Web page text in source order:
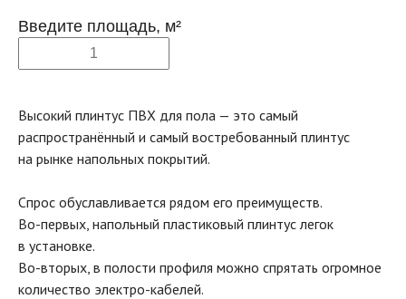
Введите площадь, м²
Высокий плинтус ПВХ для пола — это самый
распространённый и самый востребованный плинтус
на рынке напольных покрытий.
Спрос обуславливается рядом его преимуществ.
Во-первых, напольный пластиковый плинтус легок
в установке.
Во-вторых, в полости профиля можно спрятать огромное
количество электро-кабелей.